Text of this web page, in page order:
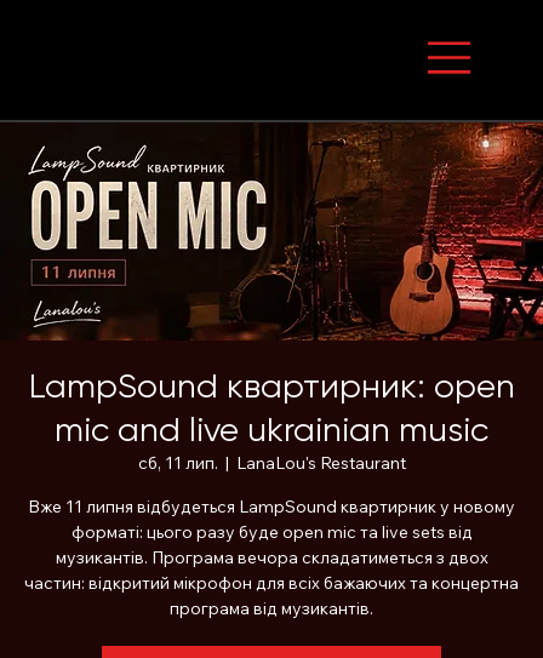
LampSound квартирник: open
mic and live ukrainian music
сб, 11 лип.
  |
LanaLou's Restaurant
Вже 11 липня відбудеться LampSound квартирник у новому
форматі: цього разу буде open mic та live sets від
музикантів. Програма вечора складатиметься з двох
частин: відкритий мікрофон для всіх бажаючих та концертна
програма від музикантів.